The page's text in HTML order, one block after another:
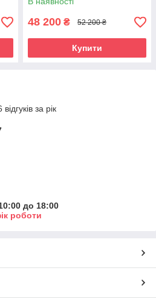
48 200 ₴ 52 200 ₴
Купити
за рік
до 18:00
роботи